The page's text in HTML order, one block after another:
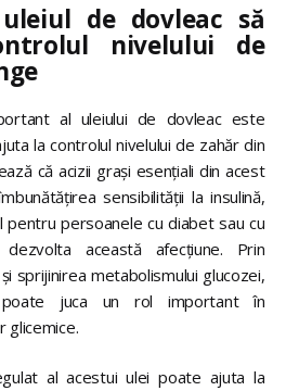
de dovleac să
nivelului de
al uleiului de dovleac este
la controlul nivelului de zahăr din
că acizii grași esențiali din acest
sensibilității la insulină,
persoanele cu diabet sau cu
această afecțiune. Prin
sprijinirea metabolismului glucozei,
juca un rol important în
glicemice.
al acestui ulei poate ajuta la